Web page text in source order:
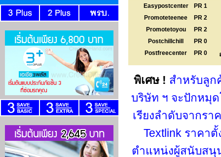
Easypostcenter
PR 1
Promoteteenee
PR 2
Promotetoyou
PR 2
Postchillchill
PR 0
Postfreecenter
PR 0
พิเศษ ! สำหรับลูก
บริษัท ฯ จะปักหมุ
เรียงลำดับจากร
Textlink ราคา
ตำแหน่งผู้สนับสนุ